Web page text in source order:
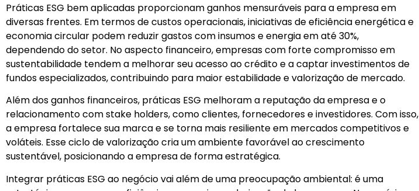
Práticas ESG bem aplicadas proporcionam ganhos mensuráveis para a empresa em
diversas frentes. Em termos de custos operacionais, iniciativas de eficiência energética e
economia circular podem reduzir gastos com insumos e energia em até 30%,
dependendo do setor. No aspecto financeiro, empresas com forte compromisso em
sustentabilidade tendem a melhorar seu acesso ao crédito e a captar investimentos de
fundos especializados, contribuindo para maior estabilidade e valorização de mercado.
Além dos ganhos financeiros, práticas ESG melhoram a reputação da empresa e o
relacionamento com stake holders, como clientes, fornecedores e investidores. Com isso,
a empresa fortalece sua marca e se torna mais resiliente em mercados competitivos e
voláteis. Esse ciclo de valorização cria um ambiente favorável ao crescimento
sustentável, posicionando a empresa de forma estratégica.
Integrar práticas ESG ao negócio vai além de uma preocupação ambiental: é uma